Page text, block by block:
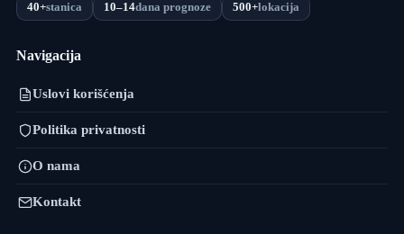
40+stanica 10–14dana prognoze 500+lokacija
Navigacija
Uslovi korišćenja
Politika privatnosti
O nama
Kontakt